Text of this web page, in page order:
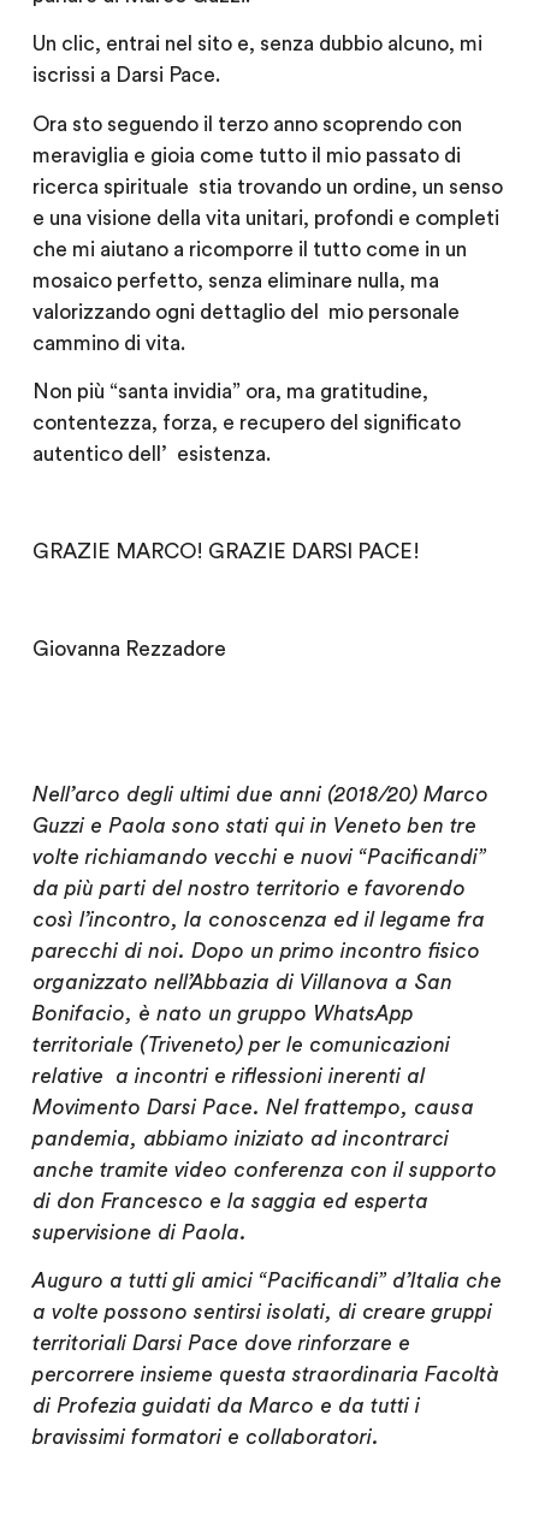
Un clic, entrai nel sito e, senza dubbio alcuno, mi
iscrissi a Darsi Pace.
Ora sto seguendo il terzo anno scoprendo con
meraviglia e gioia come tutto il mio passato di
ricerca spirituale stia trovando un ordine, un senso
e una visione della vita unitari, profondi e completi
che mi aiutano a ricomporre il tutto come in un
mosaico perfetto, senza eliminare nulla, ma
valorizzando ogni dettaglio del mio personale
cammino di vita.
Non più “santa invidia” ora, ma gratitudine,
contentezza, forza, e recupero del significato
autentico dell’ esistenza.
GRAZIE MARCO! GRAZIE DARSI PACE!
Giovanna Rezzadore
Nell’arco degli ultimi due anni (2018/20) Marco
Guzzi e Paola sono stati qui in Veneto ben tre
volte richiamando vecchi e nuovi “Pacificandi”
da più parti del nostro territorio e favorendo
così l’incontro, la conoscenza ed il legame fra
parecchi di noi. Dopo un primo incontro fisico
organizzato nell’Abbazia di Villanova a San
Bonifacio, è nato un gruppo WhatsApp
territoriale (Triveneto) per le comunicazioni
relative a incontri e riflessioni inerenti al
Movimento Darsi Pace. Nel frattempo, causa
pandemia, abbiamo iniziato ad incontrarci
anche tramite video conferenza con il supporto
di don Francesco e la saggia ed esperta
supervisione di Paola.
Auguro a tutti gli amici “Pacificandi” d’Italia che
a volte possono sentirsi isolati, di creare gruppi
territoriali Darsi Pace dove rinforzare e
percorrere insieme questa straordinaria Facoltà
di Profezia guidati da Marco e da tutti i
bravissimi formatori e collaboratori.